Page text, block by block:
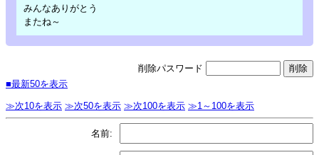
みんなありがとう
またね～
削除パスワード
■最新50を表示
≫次10を表示 ≫次50を表示 ≫次100を表示 ≫1～100を表示
名前: